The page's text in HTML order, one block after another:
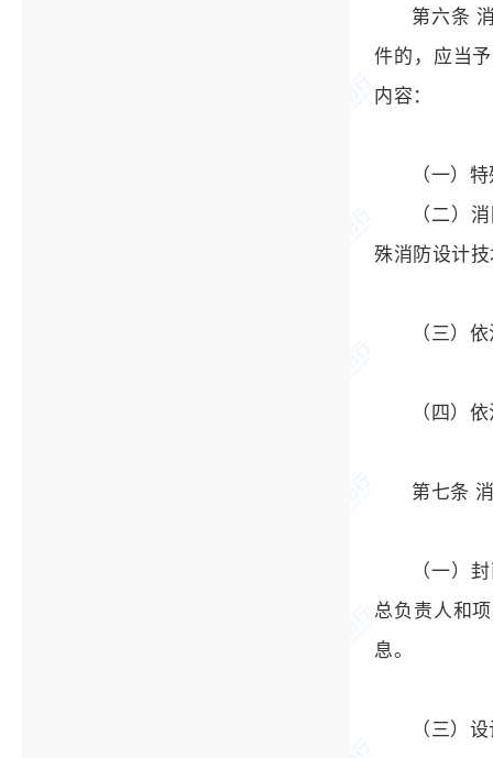
第六条
件的，应当
内容：
（一）
（二）
殊消防设计
（三）
（四）
第七条
（一）
总负责人和
息。
（三）